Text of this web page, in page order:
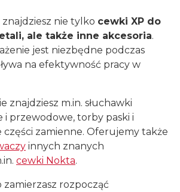
nie tylko cewki XP do
ale także inne akcesoria.
jest niezbędne podczas
na efektywność pracy w
znajdziesz m.in. słuchawki
przewodowe, torby paski i
części zamienne. Oferujemy także
innych znanych
cewki Nokta.
zamierzasz rozpocząć